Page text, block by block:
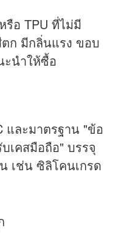
รือ TPU ที่ไม่มี
ก มีกลิ่นแรง ขอบ
นำให้ซื้อ
และมาตรฐาน "ข้อ
เคสมือถือ" บรรจุ
เช่น ซิลิโคนเกรด